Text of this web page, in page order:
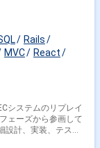
思考・議論・定義
ことが開発組織の
Rails
MVC
React
システムのリプレイ
ェーズから参画して
設計、実装、テス